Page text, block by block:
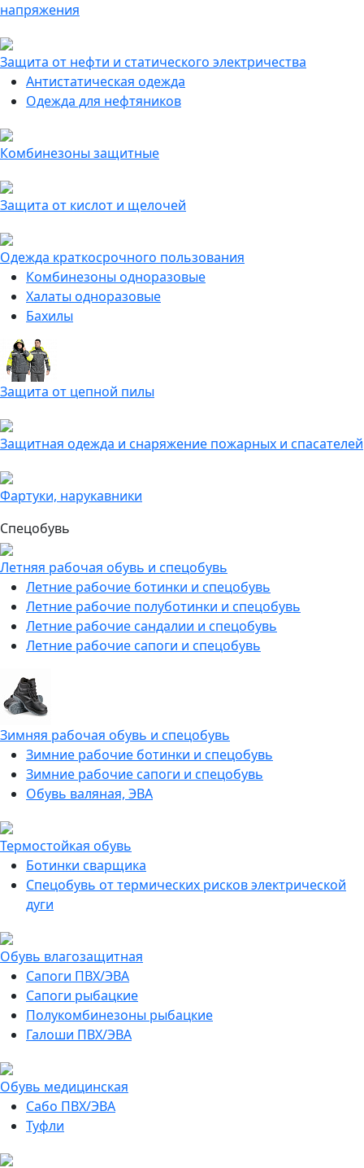
напряжения
Защита от нефти и статического электричества
Антистатическая одежда
Одежда для нефтяников
Комбинезоны защитные
Защита от кислот и щелочей
Одежда краткосрочного пользования
Комбинезоны одноразовые
Халаты одноразовые
Бахилы
Защита от цепной пилы
Защитная одежда и снаряжение пожарных и спасателей
Фартуки, нарукавники
Спецобувь
Летняя рабочая обувь и спецобувь
Летние рабочие ботинки и спецобувь
Летние рабочие полуботинки и спецобувь
Летние рабочие сандалии и спецобувь
Летние рабочие сапоги и спецобувь
Зимняя рабочая обувь и спецобувь
Зимние рабочие ботинки и спецобувь
Зимние рабочие сапоги и спецобувь
Обувь валяная, ЭВА
Термостойкая обувь
Ботинки сварщика
Спецобувь от термических рисков электрической
дуги
Обувь влагозащитная
Сапоги ПВХ/ЭВА
Сапоги рыбацкие
Полукомбинезоны рыбацкие
Галоши ПВХ/ЭВА
Обувь медицинская
Сабо ПВХ/ЭВА
Туфли